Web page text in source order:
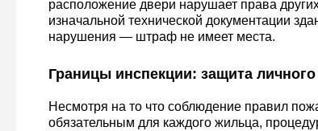
расположение двери нарушает права
изначальной технической документации
нарушения — штраф не имеет места.
Границы инспекции: защита
Несмотря на то что соблюдение правил
обязательным для каждого жильца,